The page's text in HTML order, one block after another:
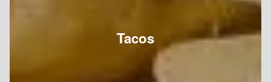
Tacos